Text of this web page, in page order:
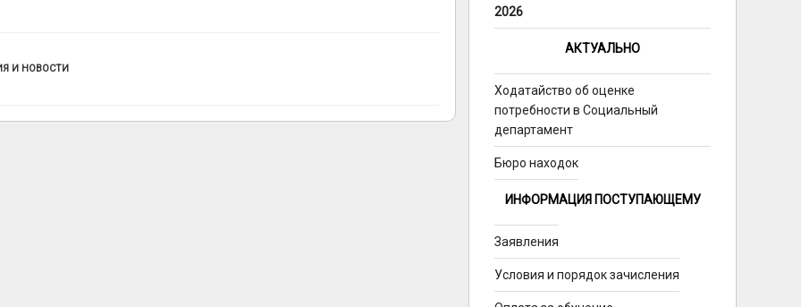
И НОВОСТИ
2026
АКТУАЛЬНО
Ходатайство об оценке
потребности в Социальный
департамент
Бюро находок
ИНФОРМАЦИЯ ПОСТУПАЮЩЕМУ
Заявления
Условия и порядок зачисления